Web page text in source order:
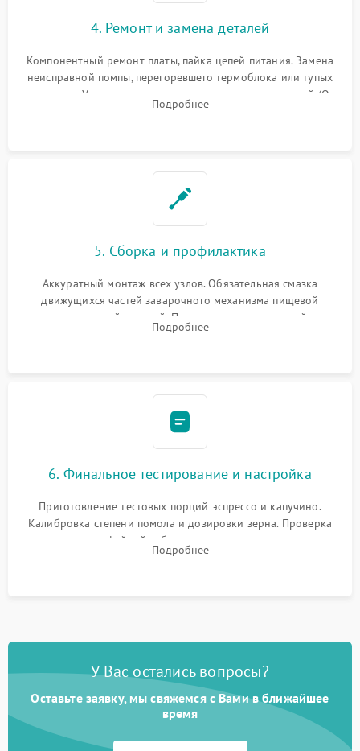
4. Ремонт и замена деталей
Компонентный ремонт платы, пайка цепей питания. Замена
неисправной помпы, перегоревшего термоблока или тупых
жерновов. Установка новых силиконовых уплотнителей (O-
ring) и тефлоновых трубок для надежного устранения
Подробнее
5. Сборка и профилактика
Аккуратный монтаж всех узлов. Обязательная смазка
движущихся частей заварочного механизма пищевой
силиконовой смазкой. Проведение программной
декальцинации и очистки системы от кофейных масел.
Подробнее
6. Финальное тестирование и настройка
Приготовление тестовых порций эспрессо и капучино.
Калибровка степени помола и дозировки зерна. Проверка
плотности кофейной таблетки, температуры напитка и
качества молочной пены. Контроль отсутствия посторонних
Подробнее
У Вас остались вопросы?
Оставьте заявку, мы свяжемся с Вами в ближайшее
время